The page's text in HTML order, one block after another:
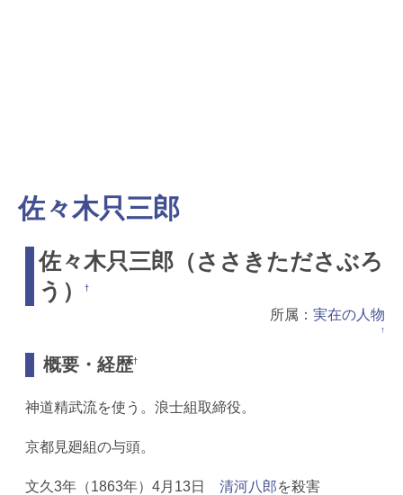
佐々木只三郎
佐々木只三郎（ささきたださぶろ
う）
†
所属： 実在の人物
↑
概要・経歴†
神道精武流を使う。浪士組取締役。
京都見廻組の与頭。
文久3年（1863年）4月13日 清河八郎を殺害